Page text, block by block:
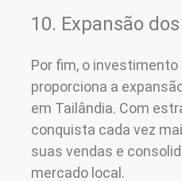
10. Expansão
Por fim, o
proporciona a
em Tailândia. Com
conquista cada vez
suas vendas e
mercado local.